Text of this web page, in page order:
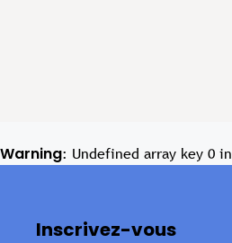
Warning: Undefined array key 0 in
Inscrivez-vous